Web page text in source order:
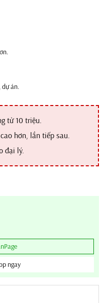
án.
từ 10 triệu.
hơn, lần tiếp sau.
đại lý.
ngay